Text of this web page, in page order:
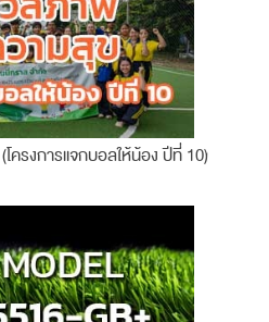
ครงการแจกบอลให้น้อง ปีที่ 10)